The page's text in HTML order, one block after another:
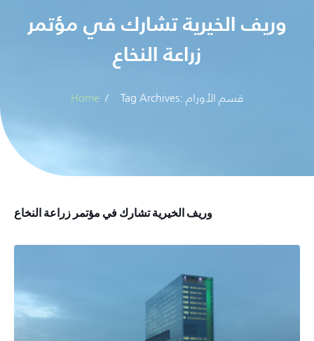
وريف الخيرية تشارك في مؤتمر
زراعة النخاع
Home Tag Archives: قسم الأورام
وريف الخيرية تشارك في مؤتمر زراعة النخاع